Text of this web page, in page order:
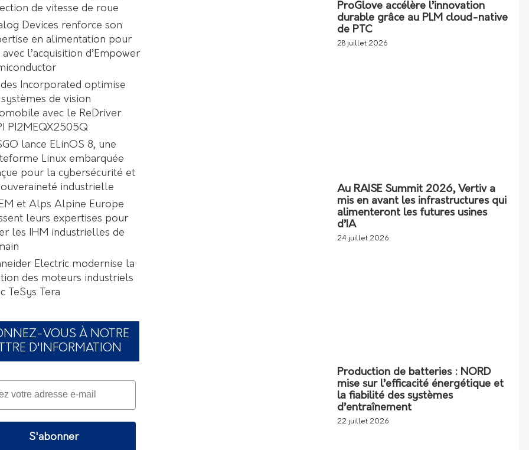
ProGlove accélère l’innovation
durable grâce au PLM cloud-native
de PTC
28 juillet 2026
Au RAISE Summit 2026, Vertiv a
mis en avant les infrastructures qui
alimenteront les futures usines
d’IA
24 juillet 2026
Production de batteries : NORD
mise sur l’efficacité énergétique et
la fiabilité des systèmes
d’entraînement
22 juillet 2026
de vitesse de roue
Devices renforce son
en alimentation pour
avec l’acquisition d’Empower
Incorporated optimise
de vision
avec le ReDriver
PI2MEQX2505Q
lance ELinOS 8, une
Linux embarquée
pour la cybersécurité et
industrielle
et Alps Alpine Europe
leurs expertises pour
les IHM industrielles de
Electric modernise la
des moteurs industriels
TeSys Tera
VOUS À NOTRE
D'INFORMATION
S'abonner